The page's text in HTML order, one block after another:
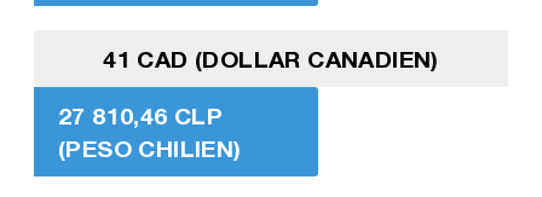
41 CAD (DOLLAR CANADIEN)
27 810,46 CLP
(PESO CHILIEN)